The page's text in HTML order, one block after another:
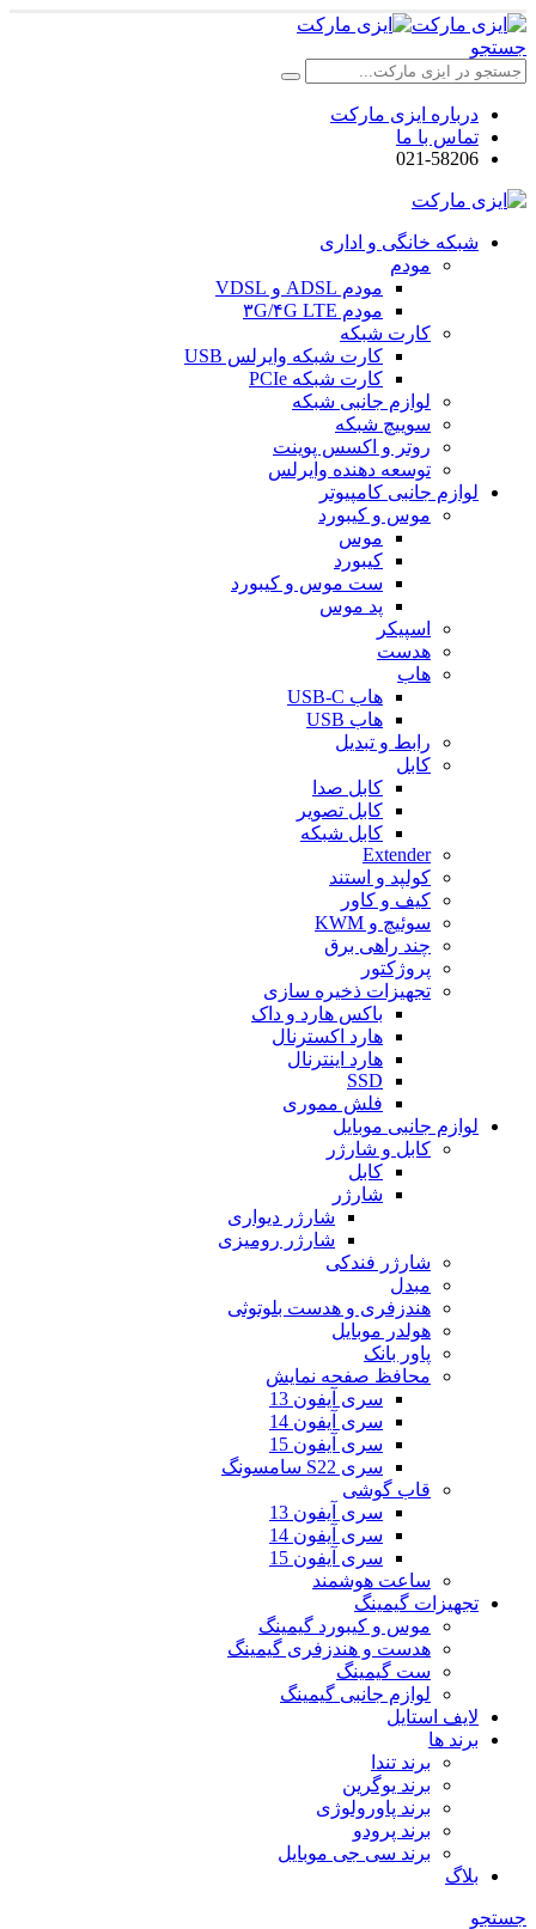
جستجو
درباره ایزی مارکت
تماس با ما
021-58206
شبکه خانگی و اداری
مودم
مودم ADSL و VDSL
مودم ۳G/۴G LTE
کارت شبکه
کارت شبکه وایرلس USB
کارت شبکه PCIe
لوازم جانبی شبکه
سوییچ شبکه
روتر و اکسس پوینت
توسعه دهنده وایرلس
لوازم جانبی کامپیوتر
موس و کیبورد
موس
کیبورد
ست موس و کیبورد
پد موس
اسپیکر
هدست
هاب
هاب USB-C
هاب USB
رابط و تبدیل
کابل
کابل صدا
کابل تصویر
کابل شبکه
Extender
کولپد و استند
کیف و کاور
سوئیچ و KWM
چند راهی برق
پروژکتور
تجهیزات ذخیره سازی
باکس هارد و داک
هارد اکسترنال
هارد اینترنال
SSD
فلش مموری
لوازم جانبی موبایل
کابل و شارژر
کابل
شارژر
شارژر دیواری
شارژر رومیزی
شارژر فندکی
مبدل
هندزفری و هدست بلوتوثی
هولدر موبایل
پاور بانک
محافظ صفحه نمایش
سری آیفون 13
سری آیفون 14
سری آیفون 15
سری S22 سامسونگ
قاب گوشی
سری آیفون 13
سری آیفون 14
سری آیفون 15
ساعت هوشمند
تجهیزات گیمینگ
موس و کیبورد گیمینگ
هدست و هندزفری گیمینگ
ست گیمینگ
لوازم جانبی گیمینگ
لایف استایل
برند ها
برند تندا
برند یوگرین
برند پاورولوژی
برند پرودو
برند سی جی موبایل
بلاگ
جستجو